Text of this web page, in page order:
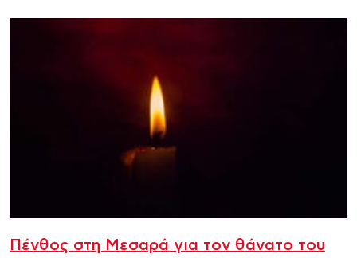
Πένθος στη Μεσαρά για τον θάνατο του